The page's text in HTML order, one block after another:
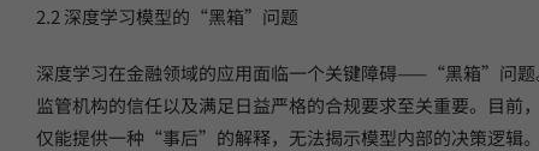
2.2 深度学习模型的“黑箱”问题
深度学习在金融领域的应用面临一个关键障碍——“黑箱”问
监管机构的信任以及满足日益严格的合规要求至关重要。目
仅能提供一种“事后”的解释，无法揭示模型内部的决策逻辑